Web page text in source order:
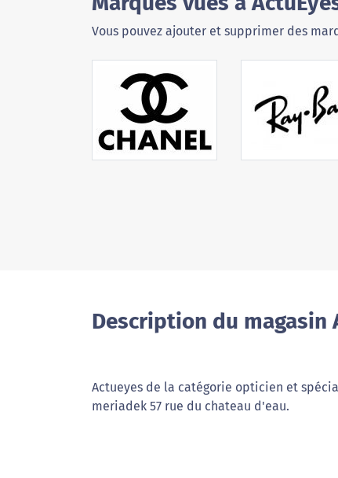
Vous pouvez ajouter et supprimer des
Description du magasin
Actueyes de la catégorie opticien et
meriadek 57 rue du chateau d'eau.